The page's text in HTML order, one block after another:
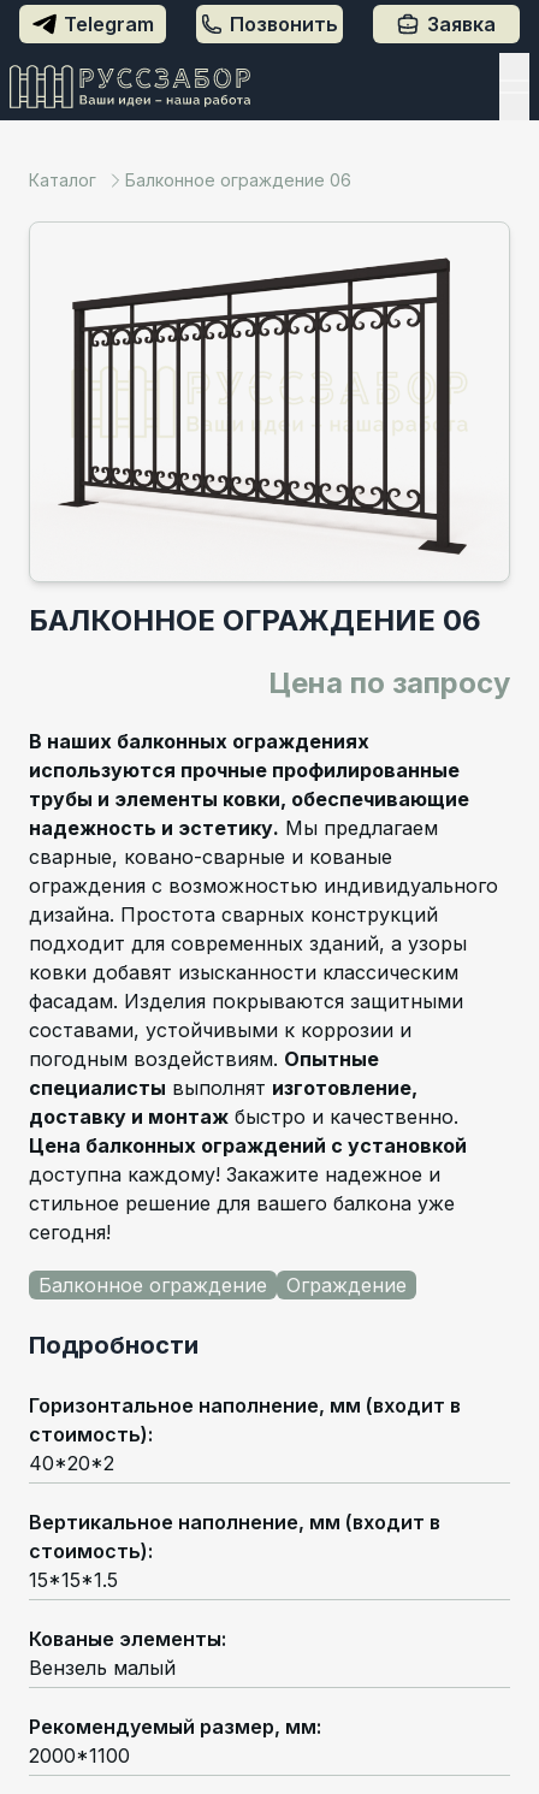
Telegram Позвонить Заявка
Каталог Балконное ограждение 06
БАЛКОННОЕ ОГРАЖДЕНИЕ 06
Цена по запросу
В наших балконных ограждениях
используются прочные профилированные
трубы и элементы ковки, обеспечивающие
надежность и эстетику. Мы предлагаем
сварные, ковано-сварные и кованые
ограждения с возможностью индивидуального
дизайна. Простота сварных конструкций
подходит для современных зданий, а узоры
ковки добавят изысканности классическим
фасадам. Изделия покрываются защитными
составами, устойчивыми к коррозии и
погодным воздействиям. Опытные
специалисты выполнят изготовление,
доставку и монтаж быстро и качественно.
Цена балконных ограждений с установкой
доступна каждому! Закажите надежное и
стильное решение для вашего балкона уже
сегодня!
Балконное ограждение Ограждение
Подробности
Горизонтальное наполнение, мм (входит в
стоимость):
40*20*2
Вертикальное наполнение, мм (входит в
стоимость):
15*15*1.5
Кованые элементы:
Вензель малый
Рекомендуемый размер, мм:
2000*1100